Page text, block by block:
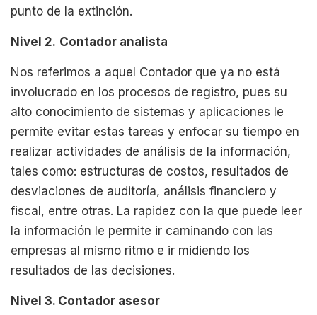
punto de la extinción.
Nivel 2. Contador analista
Nos referimos a aquel Contador que ya no está
involucrado en los procesos de registro, pues su
alto conocimiento de sistemas y aplicaciones le
permite evitar estas tareas y enfocar su tiempo en
realizar actividades de análisis de la información,
tales como: estructuras de costos, resultados de
desviaciones de auditoría, análisis financiero y
fiscal, entre otras. La rapidez con la que puede leer
la información le permite ir caminando con las
empresas al mismo ritmo e ir midiendo los
resultados de las decisiones.
Nivel 3. Contador asesor